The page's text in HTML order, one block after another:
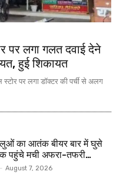
पर लगा गलत दवाई देने
हुई शिकायत
पर लगा डॉक्टर की पर्ची से अलग
का आतंक बीयर बार में घुसे
पहुंचे मची अफरा-तफरी…
- August 7, 2026